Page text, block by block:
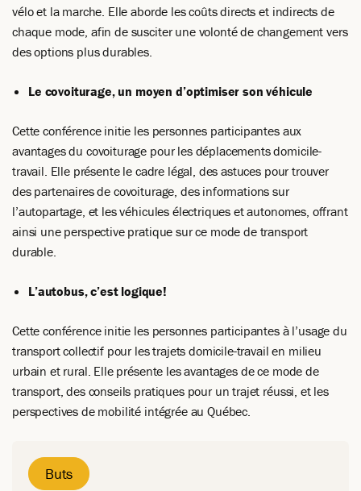
vélo et la marche. Elle aborde les coûts directs et indirects de
chaque mode, afin de susciter une volonté de changement vers
des options plus durables.
Le covoiturage, un moyen d’optimiser son véhicule
Cette conférence initie les personnes participantes aux
avantages du covoiturage pour les déplacements domicile-
travail. Elle présente le cadre légal, des astuces pour trouver
des partenaires de covoiturage, des informations sur
l’autopartage, et les véhicules électriques et autonomes, offrant
ainsi une perspective pratique sur ce mode de transport
durable.
L’autobus, c’est logique!
Cette conférence initie les personnes participantes à l’usage du
transport collectif pour les trajets domicile-travail en milieu
urbain et rural. Elle présente les avantages de ce mode de
transport, des conseils pratiques pour un trajet réussi, et les
perspectives de mobilité intégrée au Québec.
Buts